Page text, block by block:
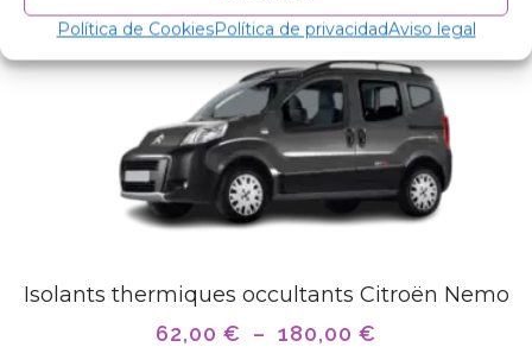
Política de CookiesPolítica de privacidadAviso legal
Isolants thermiques occultants Citroën Nemo
62,00 € – 180,00 €